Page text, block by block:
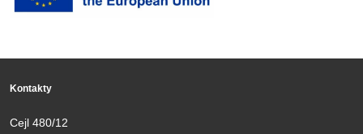
Kontakty
Cejl 480/12